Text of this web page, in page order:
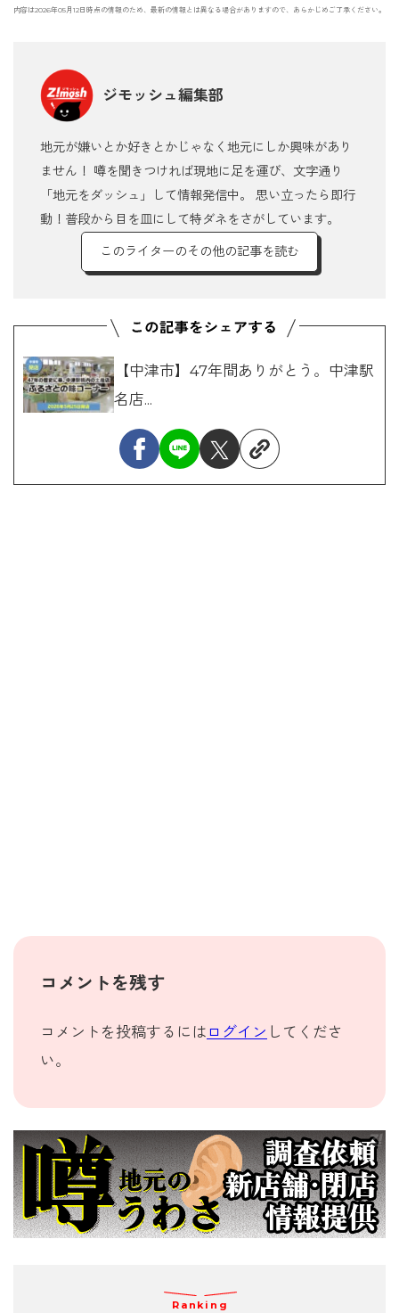
内容は2026年05月12日時点の情報のため、最新の情報とは異なる場合がありますので、あらかじめご了承ください。
ジモッシュ編集部
地元が嫌いとか好きとかじゃなく地元にしか興味があり
ません！ 噂を聞きつければ現地に足を運び、文字通り
「地元をダッシュ」して情報発信中。 思い立ったら即行
動！普段から目を皿にして特ダネをさがしています。
このライターのその他の記事を読む
【中津市】47年間ありがとう。中津駅
名店...
コメントを残す
コメントを投稿するには ログイン してくださ
い。
Ranking